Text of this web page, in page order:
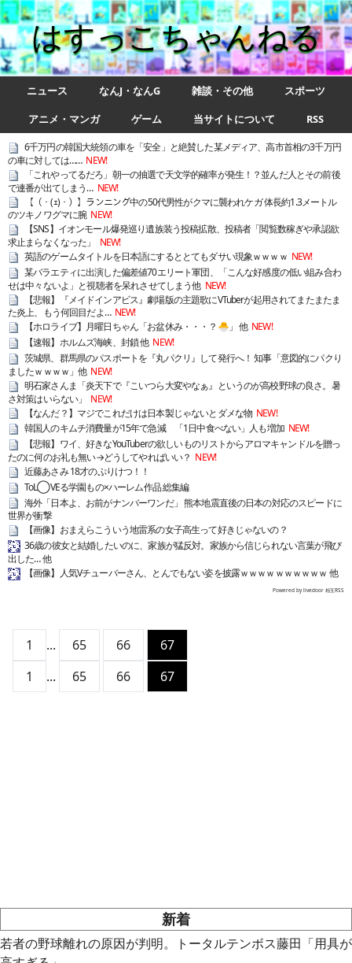
はすっこちゃんねる
ニュース なんJ・なんG 雑談・その他
スポーツ
アニメ・マンガ
ゲーム 当サイトについて RSS
6千万円の韓国大統領の車を「安全」と絶賛した某メディア、高市首相の3千万円
の車に対しては…… NEW!
「これやってるだろ」朝一の抽選で天文学的確率が発生！？並んだ人とその前後
で連番が出てしまう… NEW!
【（・(ｪ)・）】ランニング中の50代男性がクマに襲われケガ 体長約1.3メートル
のツキノワグマに腕 NEW!
【SNS】イオンモール爆発巡り遺族装う投稿拡散、投稿者「閲覧数稼ぎや承認欲
求止まらなくなった」
NEW!
英語のゲームタイトルを日本語にするととてもダサい現象ｗｗｗｗ NEW!
某バラエティに出演した偏差値70エリート軍団、「こんな好感度の低い組み合わ
せは中々ないよ」と視聴者を呆れさせてしまう他 NEW!
【悲報】『メイドインアビス』劇場版の主題歌にVTuberが起用されてまたまたま
た炎上、もう何回目だよ… NEW!
【ホロライブ】月曜日ちゃん「お盆休み・・・？🐣」 他 NEW!
【速報】ホルムズ海峡、封鎖 他 NEW!
茨城県、群馬県のパスポートを『丸パクリ』して発行へ！ 知事「意図的にパクり
ましたｗｗｗｗ」他 NEW!
明石家さんま「炎天下で『こいつら大変やなぁ』というのが高校野球の良さ。暑
さ対策はいらない」
NEW!
【なんだ？】マジでこれだけは日本製じゃないとダメな物 NEW!
韓国人のキムチ消費量が15年で急減 「1日中食べない」人も増加 NEW!
【悲報】ワイ、好きなYouTuberの欲しいものリストからアロマキャンドルを贈っ
たのに何のお礼も無い→どうしてやればいい？ NEW!
近藤あさみ 18才のぷりけつ！！
ToL◯VEる学園もの×ハーレム作品 総集編
海外「日本よ、お前がナンバーワンだ」 熊本地震直後の日本の対応のスピードに
世界が衝撃
【画像】おまえらこういう地雷系の女子高生って好きじゃないの？
36歳の彼女と結婚したいのに、家族が猛反対。家族から信じられない言葉が飛び
出した… 他
【画像】人気Vチューバーさん、とんでもない姿を披露ｗｗｗｗｗｗｗｗｗｗ 他
Powered by livedoor 相互RSS
1 ... 65 66
67
1
... 65 66 67
新着
若者の野球離れの原因が判明。トータルテンボス藤田「用具が